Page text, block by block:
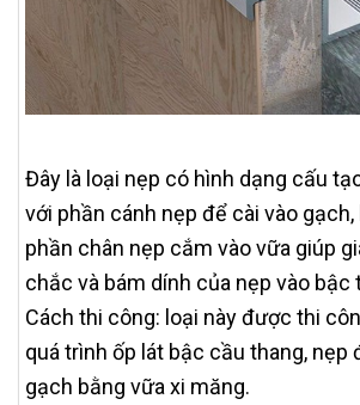
Đây là loại nẹp có hình dạng cấu
với phần cánh nẹp để cài vào
phần chân nẹp cắm vào vữa giúp
chắc và bám dính của nẹp vào bậc
Cách thi công: loại này được thi
quá trình ốp lát bậc cầu thang, nẹp
gạch bằng vữa xi măng.